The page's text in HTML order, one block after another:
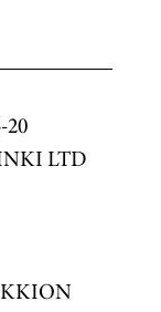
20
LTD